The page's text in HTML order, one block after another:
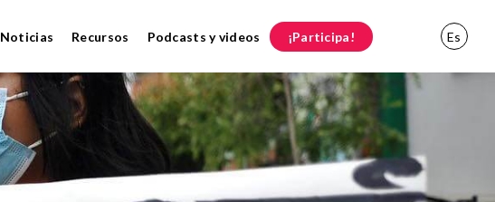
Noticias Recursos Podcasts y videos ¡Participa! Es